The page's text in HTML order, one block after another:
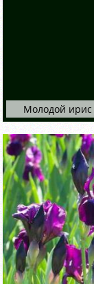
Молодой ирис